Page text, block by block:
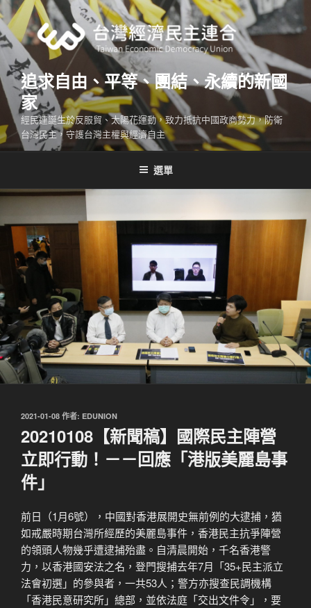
跳
至
主
內
容
追求自由、平等、團結、永續的新國
家
經民連誕生於反服貿、太陽花運動，致力抵抗中國政商勢力，防衛
台灣民主，守護台灣主權與經濟自主
選單
發
於
2021-01-08 作者: EDUNION
20210108【新聞稿】國際民主陣營
立即行動！－－回應「港版美麗島事
件」
前日（1月6號），中國對香港展開史無前例的大逮捕，猶
如戒嚴時期台灣所經歷的美麗島事件，香港民主抗爭陣營
的領頭人物幾乎遭逮捕殆盡。自清晨開始，千名香港警
力，以香港國安法之名，登門搜捕去年7月「35+民主派立
法會初選」的參與者，一共53人；警方亦搜查民調機構
「香港民意研究所」總部，並依法庭「交出文件令」，要